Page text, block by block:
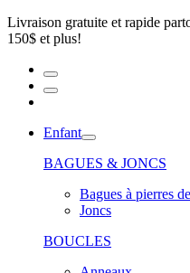
Livraison gratuite et rapide
150$ et plus!
Enfant
BAGUES & JONCS
Bagues à pierres
Joncs
BOUCLES